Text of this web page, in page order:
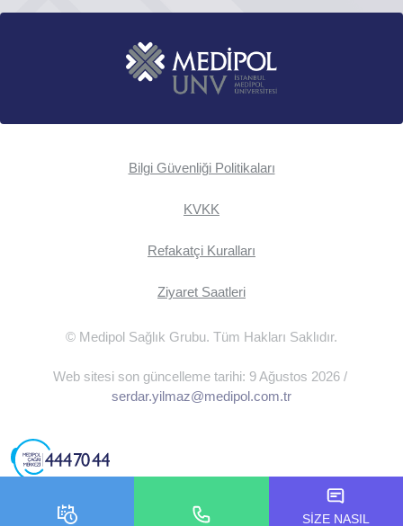
Bilgi Güvenliği Politikaları
KVKK
Refakatçi Kuralları
Ziyaret Saatleri
© Medipol Sağlık Grubu. Tüm Hakları Saklıdır.
Web sitesi son güncelleme tarihi: 9 Ağustos 2026 /
serdar.yilmaz@medipol.com.tr
SİZE NASIL